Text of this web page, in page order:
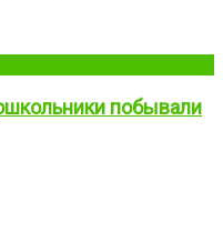
побывали